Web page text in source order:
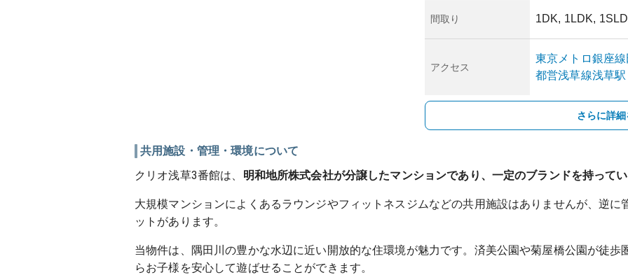
間取り 1DK, 1LDK,
アクセス
東京メトロ銀座線
都営浅草線浅草駅
さらに詳
共用施設・管理・環境について
クリオ浅草3番館は、 明和地所株式会社が分譲したマンションであり、一定のブランドを持って
大規模マンションによくあるラウンジやフィットネスジムなどの共用施設はありませんが、逆に
ットがあります。
当物件は、隅田川の豊かな水辺に近い開放的な住環境が魅力です。済美公園や菊屋橋公園が徒歩
らお子様を安心して遊ばせることができます。